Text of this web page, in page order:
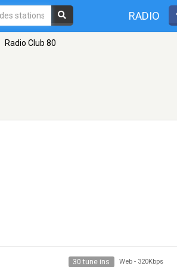
RADIO
Radio Club 80
30 tune ins Web - 320Kbps